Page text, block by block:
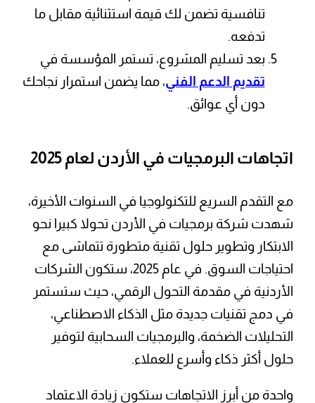
تنافسية تضمن لك قيمة استثنائية مقابل ما
تدفعه.
بعد تسليم المشروع، تستمر المؤسسة في
تقديم الدعم الفني، مما يضمن استمرار نجاحك
دون أي عوائق.
اتجاهات البرمجيات في الأردن لعام 2025
مع التقدم السريع للتكنولوجيا في السنوات الأخيرة،
شهدت شركة برمجيات في الأردن تحولا كبيرا نحو
الابتكار وتطوير حلول تقنية متطورة تتماشى مع
احتياجات السوق. في عام 2025، ستكون الشركات
الأردنية في مقدمة التحول الرقمي، حيث ستستمر
في دمج تقنيات جديدة مثل الذكاء الاصطناعي،
التحليلات الضخمة، والبرمجيات السحابية لتوفير
حلول أكثر ذكاء وأسرع للعملاء.
واحدة من أبرز الاتجاهات ستكون زيادة الاعتماد